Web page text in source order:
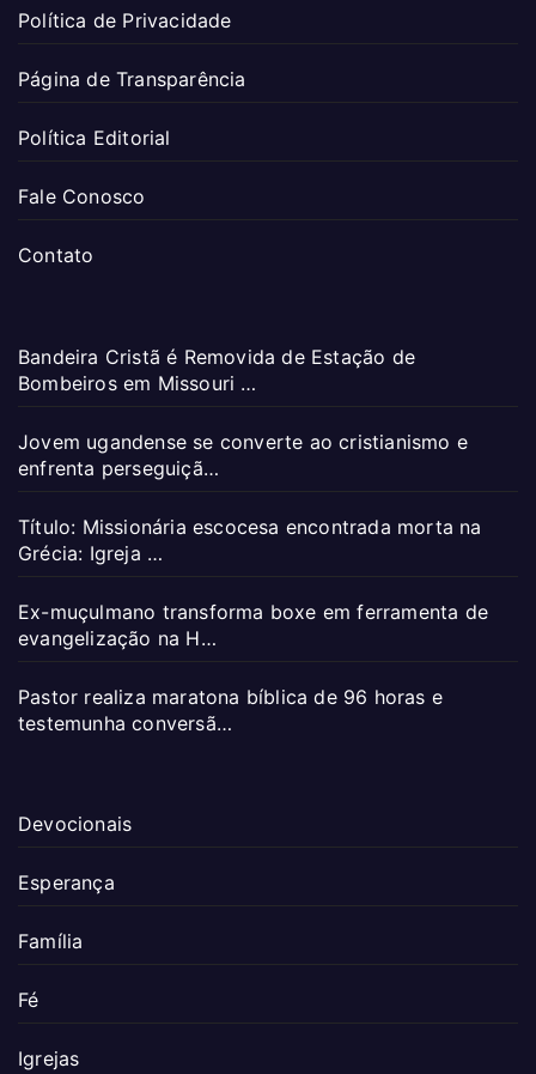
Política de Privacidade
Página de Transparência
Política Editorial
Fale Conosco
Contato
Bandeira Cristã é Removida de Estação de
Bombeiros em Missouri …
Jovem ugandense se converte ao cristianismo e
enfrenta perseguiçã…
Título: Missionária escocesa encontrada morta na
Grécia: Igreja …
Ex-muçulmano transforma boxe em ferramenta de
evangelização na H…
Pastor realiza maratona bíblica de 96 horas e
testemunha conversã…
Devocionais
Esperança
Família
Fé
Igrejas